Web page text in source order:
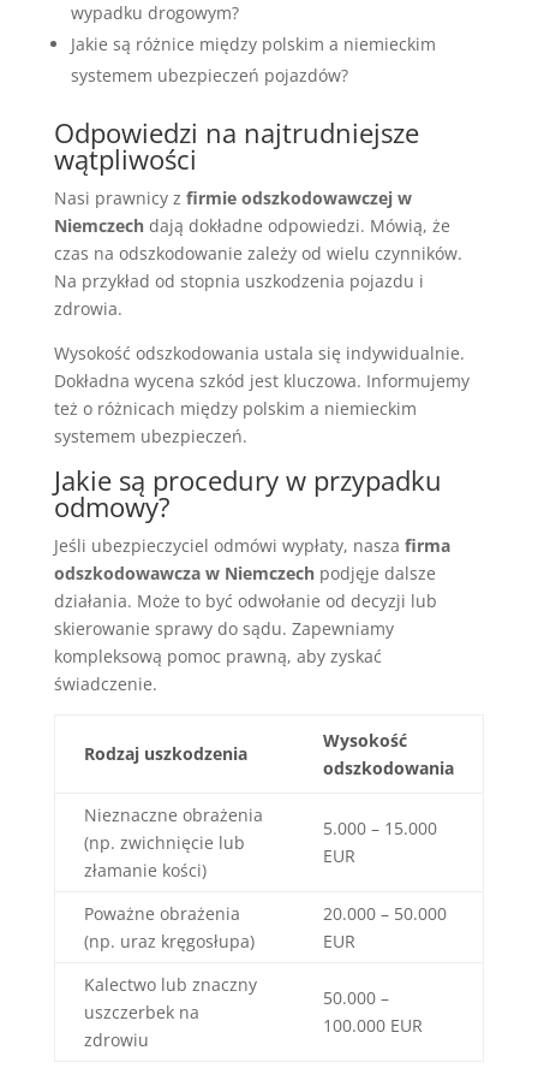
wypadku drogowym?
Jakie są różnice między polskim a niemieckim
systemem ubezpieczeń pojazdów?
Odpowiedzi na najtrudniejsze
wątpliwości
Nasi prawnicy z firmie odszkodowawczej w
Niemczechdają dokładne odpowiedzi. Mówią, że
czas na odszkodowanie zależy od wielu czynników.
Na przykład od stopnia uszkodzenia pojazdu i
zdrowia.
Wysokość odszkodowania ustala się indywidualnie.
Dokładna wycena szkód jest kluczowa. Informujemy
też o różnicach między polskim a niemieckim
systemem ubezpieczeń.
Jakie są procedury w przypadku
odmowy?
Jeśli ubezpieczyciel odmówi wypłaty, nasza firma
odszkodowawcza w Niemczechpodjęje dalsze
działania. Może to być odwołanie od decyzji lub
skierowanie sprawy do sądu. Zapewniamy
kompleksową pomoc prawną, aby zyskać
świadczenie.
Rodzaj uszkodzenia
Wysokość
odszkodowania
Nieznaczne obrażenia
(np. zwichnięcie lub
złamanie kości)
5.000 – 15.000
EUR
Poważne obrażenia
(np. uraz kręgosłupa)
20.000 – 50.000
EUR
Kalectwo lub znaczny
uszczerbek na
zdrowiu
50.000 –
100.000 EUR